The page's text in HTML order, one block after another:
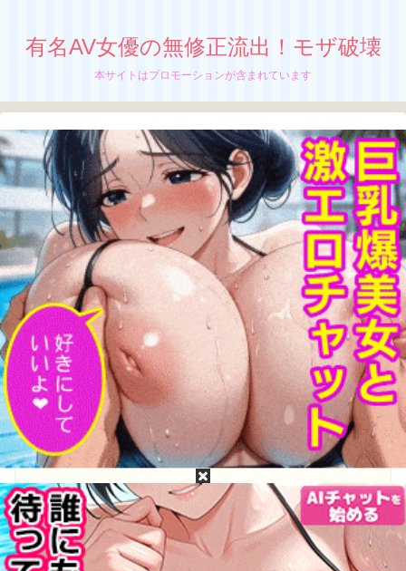
有名AV女優の無修正流出！モザ破壊
本サイトはプロモーションが含まれています
【青葉はる】無修正流出！モザイク破壊！
放課後のヌキ特化尻フェチ
ちぬう
ぐちゃぐちゃに掻き回されるた正統派少女、
青葉はるの無修正動画が流出中か！？
さっちん
「青葉はる」の無修正動画の流出が止まんね
ーぜ！
目次
青葉はるって誰？青葉はるのプロフィール
青葉はるの無修正動画・モザイク破壊は無料で流
出してるか？